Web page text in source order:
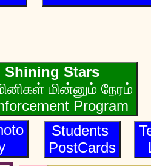
Shining Stars
மின்னும் நேரம்
Program
Students
PostCards